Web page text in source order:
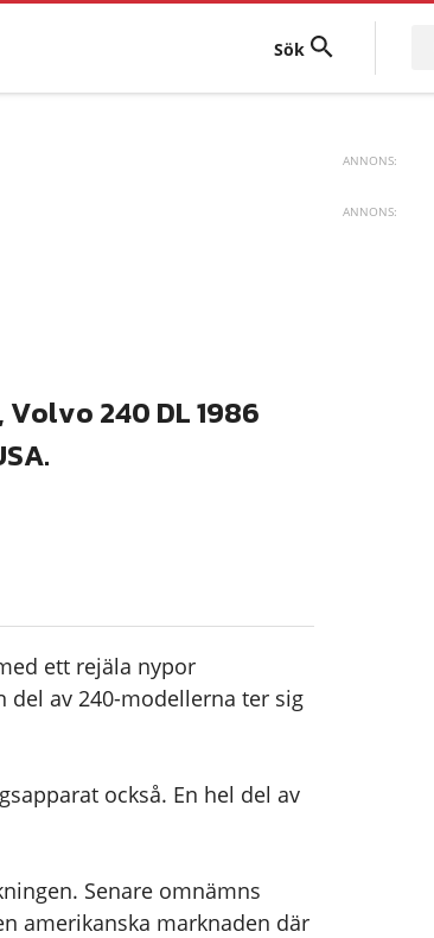
240 DL 1986
ett rejäla nypor
av 240-modellerna ter sig
också. En hel del av
Senare omnämns
amerikanska marknaden där